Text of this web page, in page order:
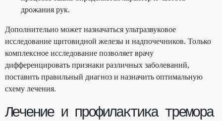
дрожания рук.
Дополнительно может назначаться ультразвуковое
исследование щитовидной железы и надпочечников. Только
комплексное исследование позволяет врачу
дифференцировать признаки различных заболеваний,
поставить правильный диагноз и назначить оптимальную
схему лечения.
Лечение и профилактика тремора